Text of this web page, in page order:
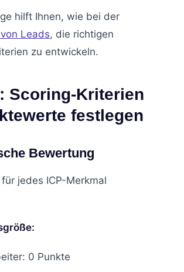
hilft Ihnen, wie bei der
Leads, die richtigen
zu entwickeln.
Scoring-Kriterien
festlegen
Bewertung
jedes ICP-Merkmal
0 Punkte